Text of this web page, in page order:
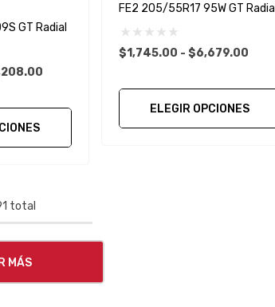
GT Radial
FE2 205/55R17 95W GT Radial
$1,745.00 - $6,679.00
ELEGIR OPCIONES
total
MÁS